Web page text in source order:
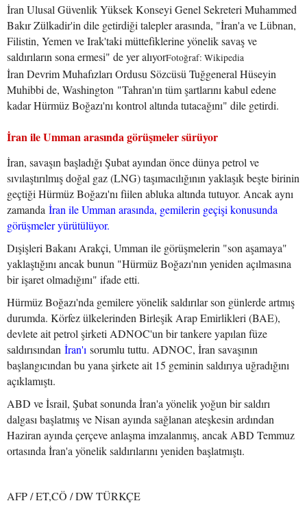
İran Ulusal Güvenlik Yüksek Konseyi Genel Sekreteri Muhammed
Bakır Zülkadir'in dile getirdiği talepler arasında, "İran'a ve Lübnan,
Filistin, Yemen ve Irak'taki müttefiklerine yönelik savaş ve
saldırıların sona ermesi" de yer alıyorFotoğraf: Wikipedia
İran Devrim Muhafızları Ordusu Sözcüsü Tuğgeneral Hüseyin
Muhibbi de, Washington "Tahran'ın tüm şartlarını kabul edene
kadar Hürmüz Boğazı'nı kontrol altında tutacağını" dile getirdi.
İran ile Umman arasında görüşmeler sürüyor
İran, savaşın başladığı Şubat ayından önce dünya petrol ve
sıvılaştırılmış doğal gaz (LNG) taşımacılığının yaklaşık beşte birinin
geçtiği Hürmüz Boğazı'nı fiilen abluka altında tutuyor. Ancak aynı
zamanda İran ile Umman arasında, gemilerin geçişi konusunda
görüşmeler yürütülüyor.
Dışişleri Bakanı Arakçi, Umman ile görüşmelerin "son aşamaya"
yaklaştığını ancak bunun "Hürmüz Boğazı'nın yeniden açılmasına
bir işaret olmadığını" ifade etti.
Hürmüz Boğazı'nda gemilere yönelik saldırılar son günlerde artmış
durumda. Körfez ülkelerinden Birleşik Arap Emirlikleri (BAE),
devlete ait petrol şirketi ADNOC'un bir tankere yapılan füze
saldırısından İran'ı sorumlu tuttu. ADNOC, İran savaşının
başlangıcından bu yana şirkete ait 15 geminin saldırıya uğradığını
açıklamıştı.
ABD ve İsrail, Şubat sonunda İran'a yönelik yoğun bir saldırı
dalgası başlatmış ve Nisan ayında sağlanan ateşkesin ardından
Haziran ayında çerçeve anlaşma imzalanmış, ancak ABD Temmuz
ortasında İran'a yönelik saldırılarını yeniden başlatmıştı.
AFP / ET,CÖ / DW TÜRKÇE